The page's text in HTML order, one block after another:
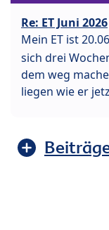
Re: ET Juni 2026
Mein ET ist 20.06
sich drei
dem weg
liegen wie er